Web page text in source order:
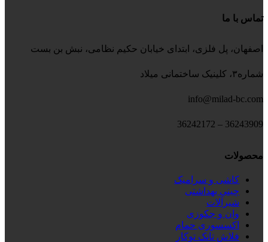
تماس با ما
اصفهان، پل فلزی، ابتدای خیابان حکیم نظامی، نبش بن بست
شماره۳، کلینیک ساختمانی میلاد
info@milad-bc.com
36243909 – 36242172
محصولات
کاشی و سرامیک
چینی بهداشتی
شیرآلات
وان و جکوزی
اکسسوری حمام
فلاش تانک توکار